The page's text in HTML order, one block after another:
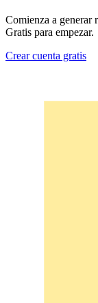
Comienza a generar
Gratis para empezar.
Crear cuenta gratis